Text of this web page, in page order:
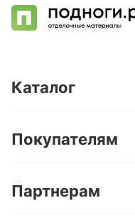
Каталог
Кварц-винил и LVT-плитка
Ламинат
Покупателям
Условия доставки
Партнерам